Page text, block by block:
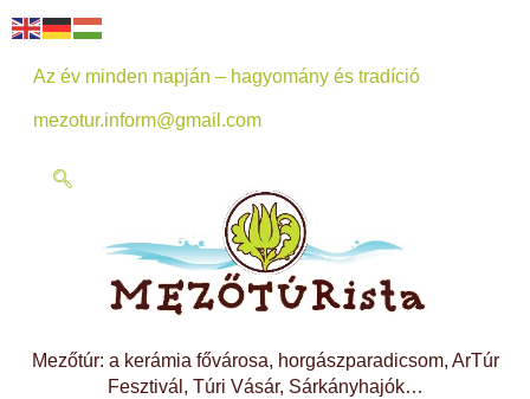
Az év minden napján – hagyomány és tradíció
mezotur.inform@gmail.com
Mezőtúr: a kerámia fővárosa, horgászparadicsom, ArTúr
Fesztivál, Túri Vásár, Sárkányhajók…